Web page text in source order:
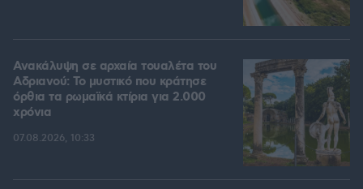
Ανακάλυψη σε αρχαία τουαλέτα του
Αδριανού: Το μυστικό που κράτησε
όρθια τα ρωμαϊκά κτίρια για 2.000
χρόνια
07.08.2026, 10:33